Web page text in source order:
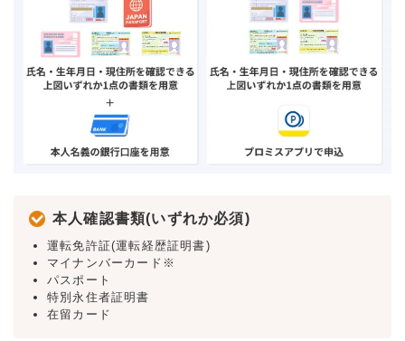
本人確認書類(いずれか必須)
運転免許証(運転経歴証明書)
マイナンバーカード※
パスポート
特別永住者証明書
在留カード